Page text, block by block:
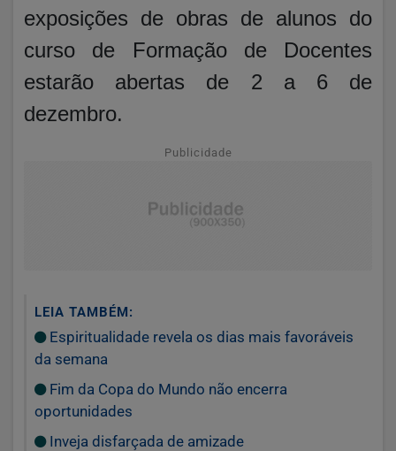
exposições de obras de alunos do
curso de Formação de Docentes
estarão abertas de 2 a 6 de
dezembro.
Publicidade
LEIA TAMBÉM:
Espiritualidade revela os dias mais favoráveis
da semana
Fim da Copa do Mundo não encerra
oportunidades
Inveja disfarçada de amizade